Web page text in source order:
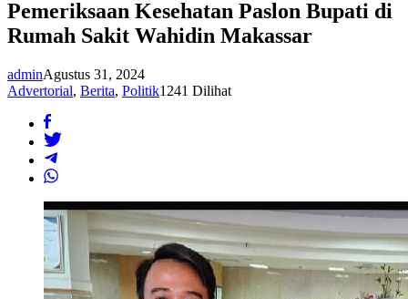
Mengawal
Pemeriksaan
Kesehatan
di
Rumah
Pemeriksaan Kesehatan Paslon Bupati di
Rumah Sakit Wahidin Makassar
adminAgustus 31, 2024
Advertorial, Berita, Politik1241 Dilihat